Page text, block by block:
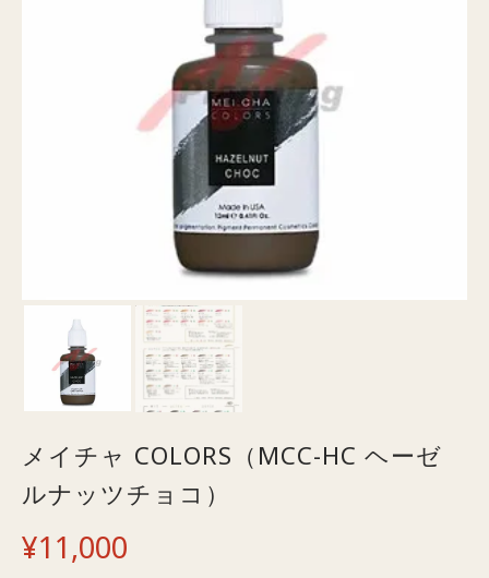
メイチャ COLORS（MCC-HC ヘーゼ
ルナッツチョコ）
¥11,000